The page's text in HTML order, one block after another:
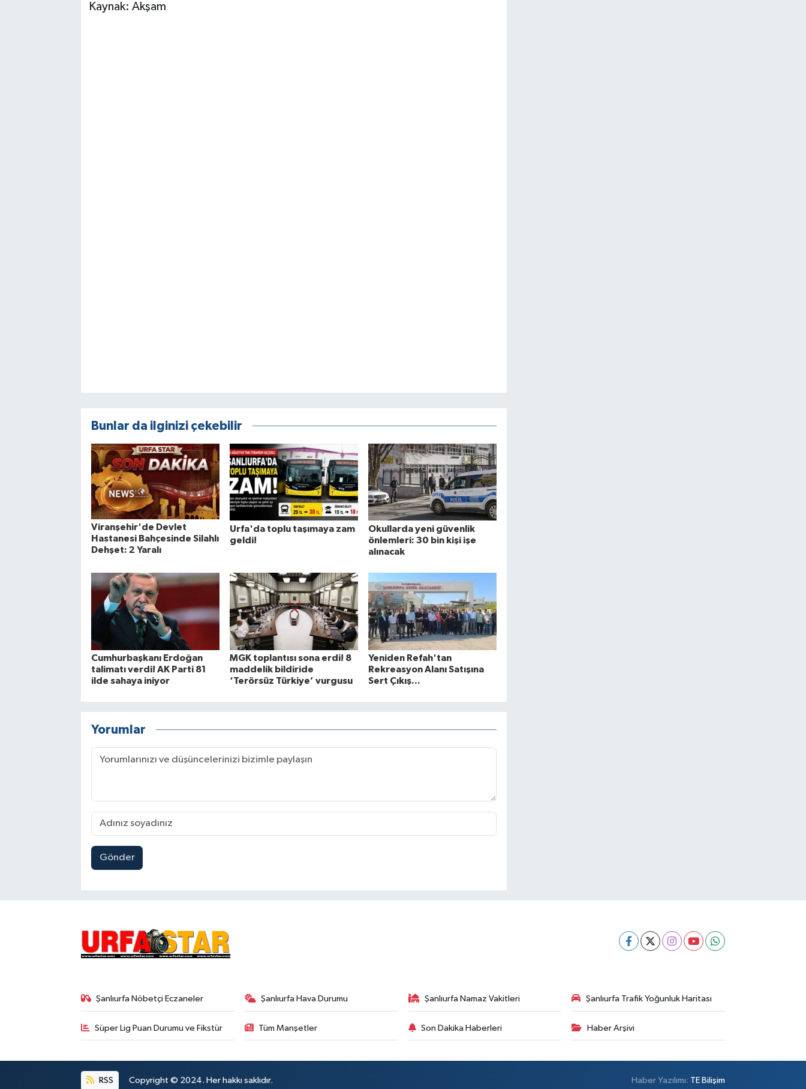
Kaynak: Akşam
Bunlar da ilginizi çekebilir
Viranşehir'de Devlet
Hastanesi Bahçesinde Silahlı
Dehşet: 2 Yaralı
Urfa'da toplu taşımaya zam
geldi!
Okullarda yeni güvenlik
önlemleri: 30 bin kişi işe
alınacak
Cumhurbaşkanı Erdoğan
talimatı verdi! AK Parti 81
ilde sahaya iniyor
MGK toplantısı sona erdi! 8
maddelik bildiride
‘Terörsüz Türkiye’ vurgusu
Yeniden Refah'tan
Rekreasyon Alanı Satışına
Sert Çıkış...
Yorumlar
Gönder
Şanlıurfa Nöbetçi Eczaneler Şanlıurfa Hava Durumu Şanlıurfa Namaz Vakitleri Şanlıurfa Trafik Yoğunluk Haritası
Süper Lig Puan Durumu ve Fikstür Tüm Manşetler Son Dakika Haberleri Haber Arşivi
RSS Copyright © 2024. Her hakkı saklıdır. Haber Yazılımı: TE Bilişim